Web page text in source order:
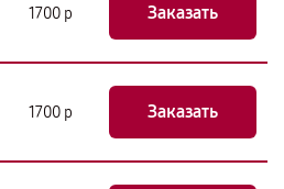
1700 р Заказать
1700 р Заказать